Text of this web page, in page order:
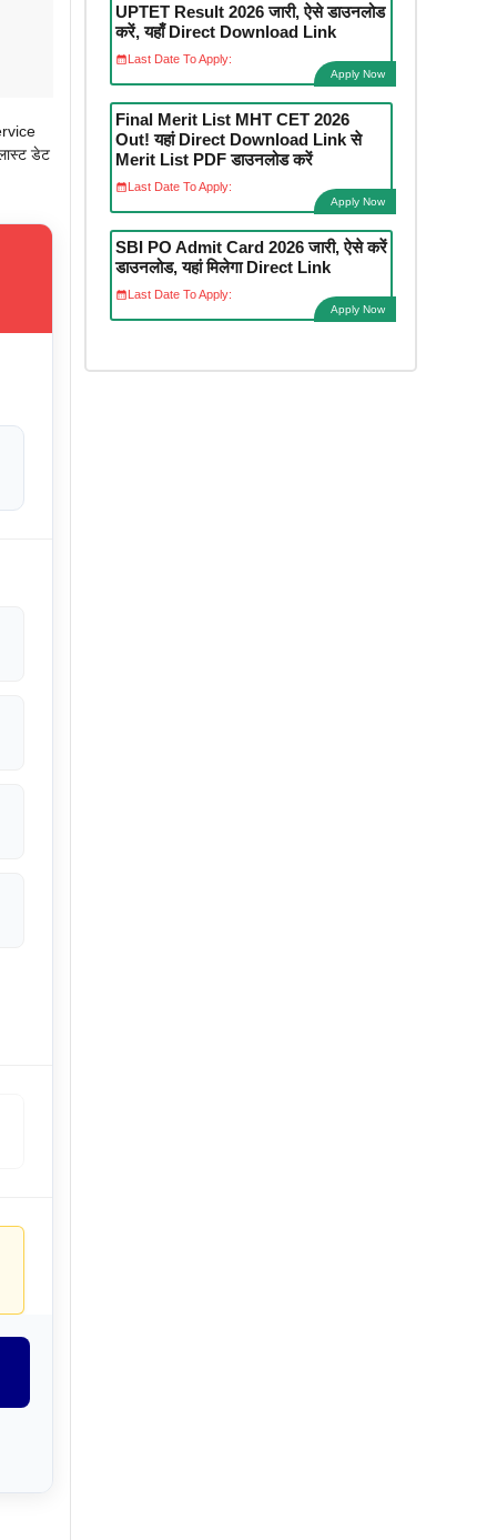
डेट
UPTET Result 2026 जारी, ऐसे डाउनलोड
करें, यहाँ Direct Download Link
Last Date To Apply:
Apply Now
Final Merit List MHT CET 2026
Out! यहां Direct Download Link से
Merit List PDF डाउनलोड करें
Last Date To Apply:
Apply Now
SBI PO Admit Card 2026 जारी, ऐसे करें
डाउनलोड, यहां मिलेगा Direct Link
Last Date To Apply:
Apply Now